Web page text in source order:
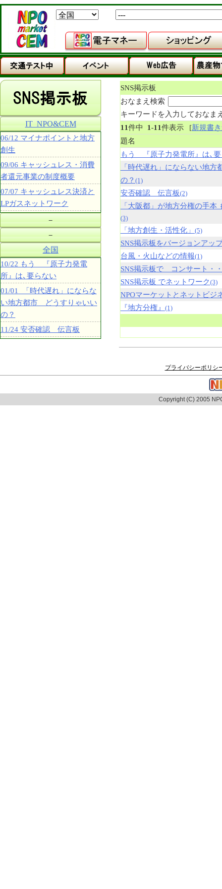
SNS掲示板
おなまえ検索
キーワードを入力しておなま
11件中 1-11件表示 [新規書
題名
もう 『原子力発電所』は､要
「時代遅れ」にならない地
の？ (1)
安否確認 伝言板(2)
「大阪都」が地方分権の手本
(3)
「地方創生・活性化」 (5)
SNS掲示板をバージョンアッ
台風・火山などの情報(1)
SNS掲示板で コンサート・
SNS掲示板 でネットワーク(3)
NPOマーケットとネットビジ
『地方分権』 (1)
IT_NPO&CEM
06/12 マイナポイントと地方
創生
09/06 キャッシュレス・消費
者還元事業の制度概要
07/07 キャッシュレス決済と
LPガスネットワーク
－
－
全国
10/22 もう 『原子力発電
所』は､要らない
01/01 「時代遅れ」にならな
い地方都市 どうすりゃいい
の？
11/24 安否確認 伝言板
プライバシーポリシ
Copyright (C) 2005